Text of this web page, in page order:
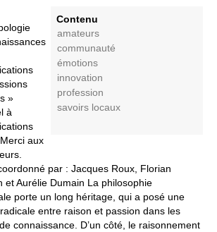
Contenu
amateurs
communauté
émotions
innovation
profession
savoirs locaux
»
à
aux
par : Jacques Roux, Florian
et Aurélie Dumain La philosophie
porte un long héritage, qui a posé une
entre raison et passion dans les
connaissance. D’un côté, le raisonnement